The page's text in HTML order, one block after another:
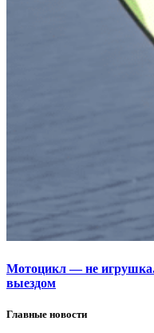
Мотоцикл — не
выездом
Главные новости